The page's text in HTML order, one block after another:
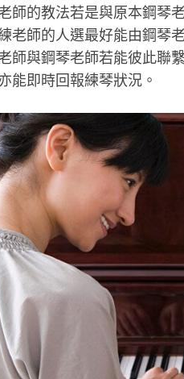
師的教法若是與原本鋼琴
老師的人選最好能由鋼琴
師與鋼琴老師若能彼此聯
能即時回報練琴狀況。